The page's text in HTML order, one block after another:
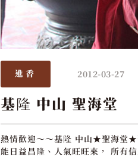
進香 2012-03-27
基隆 中山 聖海堂
熱情歡迎～～基隆 中山★聖海堂★
能日益昌隆、人氣旺旺來， 所有